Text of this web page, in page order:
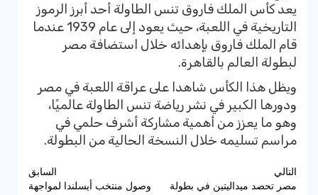
يعد كأس الملك فاروق تنس الطاولة أحد أبرز الرموز
التاريخية في اللعبة، حيث يعود إلى عام 1939 عندما
قام الملك فاروق بإهدائه خلال استضافة مصر
لبطولة العالم بالقاهرة.
ويظل هذا الكأس شاهدا على عراقة اللعبة في مصر
ودورها الكبير في نشر رياضة تنس الطاولة عالميًا،
وهو ما يعزز من أهمية مشاركة أشرف حلمي في
مراسم تسليمه خلال النسخة الحالية من البطولة.
تصفّح
السابق
وصول منتخب أيسلندا لمواجهة
التالي
مصر تحصد ميداليتين في بطولة